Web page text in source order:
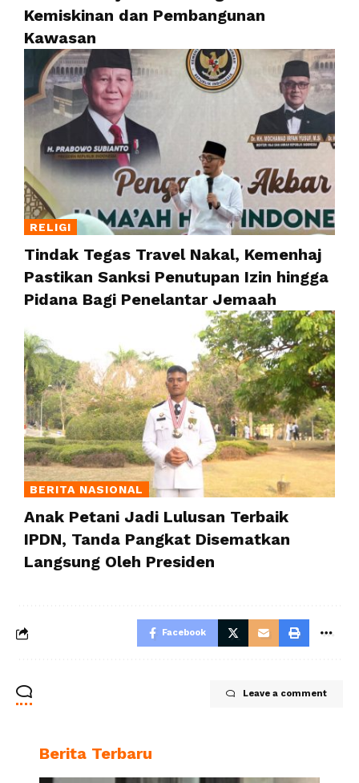
Kemiskinan dan Pembangunan
Kawasan
RELIGI
Tindak Tegas Travel Nakal, Kemenhaj
Pastikan Sanksi Penutupan Izin hingga
Pidana Bagi Penelantar Jemaah
BERITA NASIONAL
Anak Petani Jadi Lulusan Terbaik
IPDN, Tanda Pangkat Disematkan
Langsung Oleh Presiden
Facebook
Leave a comment
Berita Terbaru